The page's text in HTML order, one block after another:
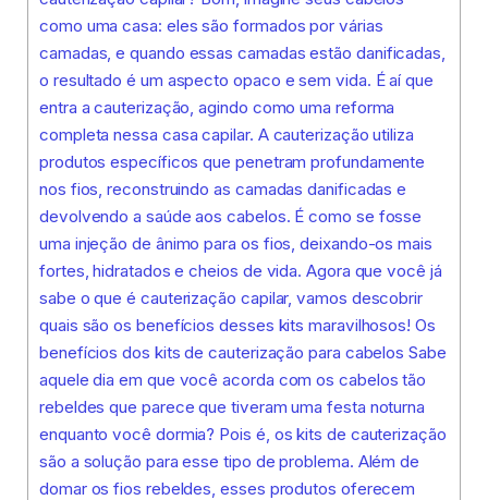
como uma casa: eles são formados por várias
camadas, e quando essas camadas estão danificadas,
o resultado é um aspecto opaco e sem vida. É aí que
entra a cauterização, agindo como uma reforma
completa nessa casa capilar. A cauterização utiliza
produtos específicos que penetram profundamente
nos fios, reconstruindo as camadas danificadas e
devolvendo a saúde aos cabelos. É como se fosse
uma injeção de ânimo para os fios, deixando-os mais
fortes, hidratados e cheios de vida. Agora que você já
sabe o que é cauterização capilar, vamos descobrir
quais são os benefícios desses kits maravilhosos! Os
benefícios dos kits de cauterização para cabelos Sabe
aquele dia em que você acorda com os cabelos tão
rebeldes que parece que tiveram uma festa noturna
enquanto você dormia? Pois é, os kits de cauterização
são a solução para esse tipo de problema. Além de
domar os fios rebeldes, esses produtos oferecem